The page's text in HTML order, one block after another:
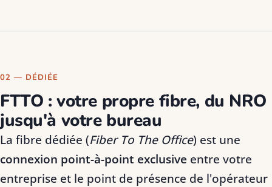
02 — DÉDIÉE
FTTO : votre propre fibre, du NRO
jusqu'à votre bureau
La fibre dédiée (Fiber To The Office) est une
connexion point-à-point exclusive entre votre
entreprise et le point de présence de l'opérateur